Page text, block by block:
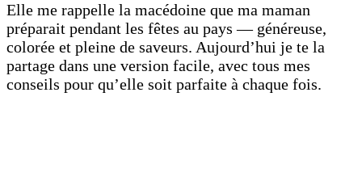
Elle me rappelle la macédoine que ma maman
préparait pendant les fêtes au pays — généreuse,
colorée et pleine de saveurs. Aujourd’hui je te la
partage dans une version facile, avec tous mes
conseils pour qu’elle soit parfaite à chaque fois.